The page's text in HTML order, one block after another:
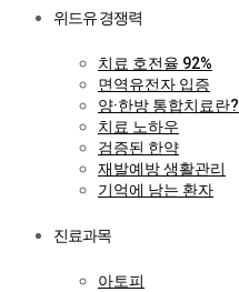
위드유 경쟁력
치료 호전율 92%
면역유전자 입증
양·한방 통합치료란?
치료 노하우
검증된 한약
재발예방 생활관리
기억에 남는 환자
진료과목
아토피